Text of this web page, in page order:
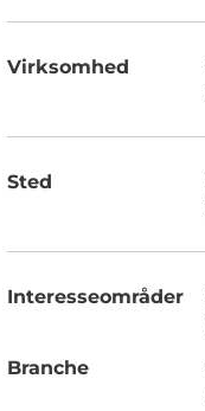
Virksomhed
Sted
Interesseområder
Branche